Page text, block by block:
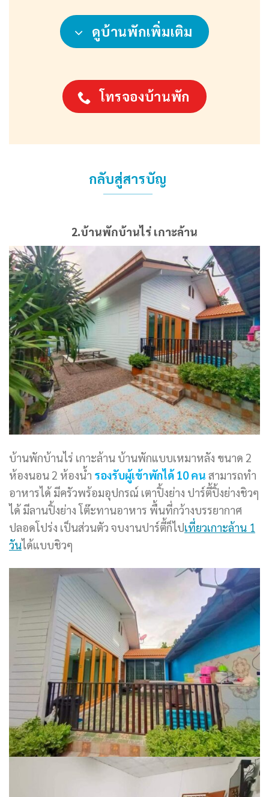
ดูบ้านพักเพิ่มเติม
โทรจองบ้านพัก
กลับสู่สารบัญ
2.บ้านพักบ้านไร่ เกาะล้าน
บ้านพักบ้านไร่ เกาะล้าน บ้านพักแบบเหมาหลัง ขนาด 2
ห้องนอน 2 ห้องน้ำ รองรับผู้เข้าพักได้ 10 คน สามารถทำ
อาหารได้ มีครัวพร้อมอุปกรณ์ เตาปิ้งย่าง ปาร์ตี้ปิ้งย่างชิวๆ
ได้ มีลานปิ้งย่าง โต๊ะทานอาหาร พื้นที่กว้างบรรยากาศ
ปลอดโปร่ง เป็นส่วนตัว จบงานปาร์ตี้ก็ไปเที่ยวเกาะล้าน 1
วันได้แบบชิวๆ